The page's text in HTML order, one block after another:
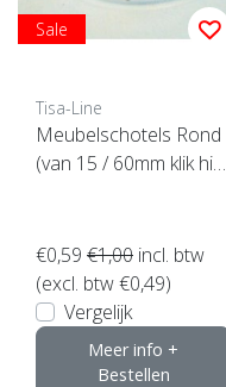
Sale
Tisa-Line
Meubelschotels Rond
(van 15 / 60mm klik hier
€0,59 €1,00 incl. btw
(excl. btw €0,49)
Vergelijk
Meer info +
Bestellen